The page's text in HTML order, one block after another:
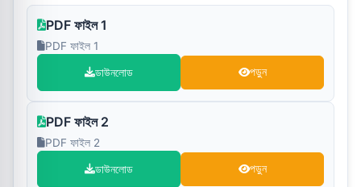
PDF ফাইল 1
PDF ফাইল 1
ডাউনলোড পড়ুন
PDF ফাইল 2
PDF ফাইল 2
ডাউনলোড পড়ুন